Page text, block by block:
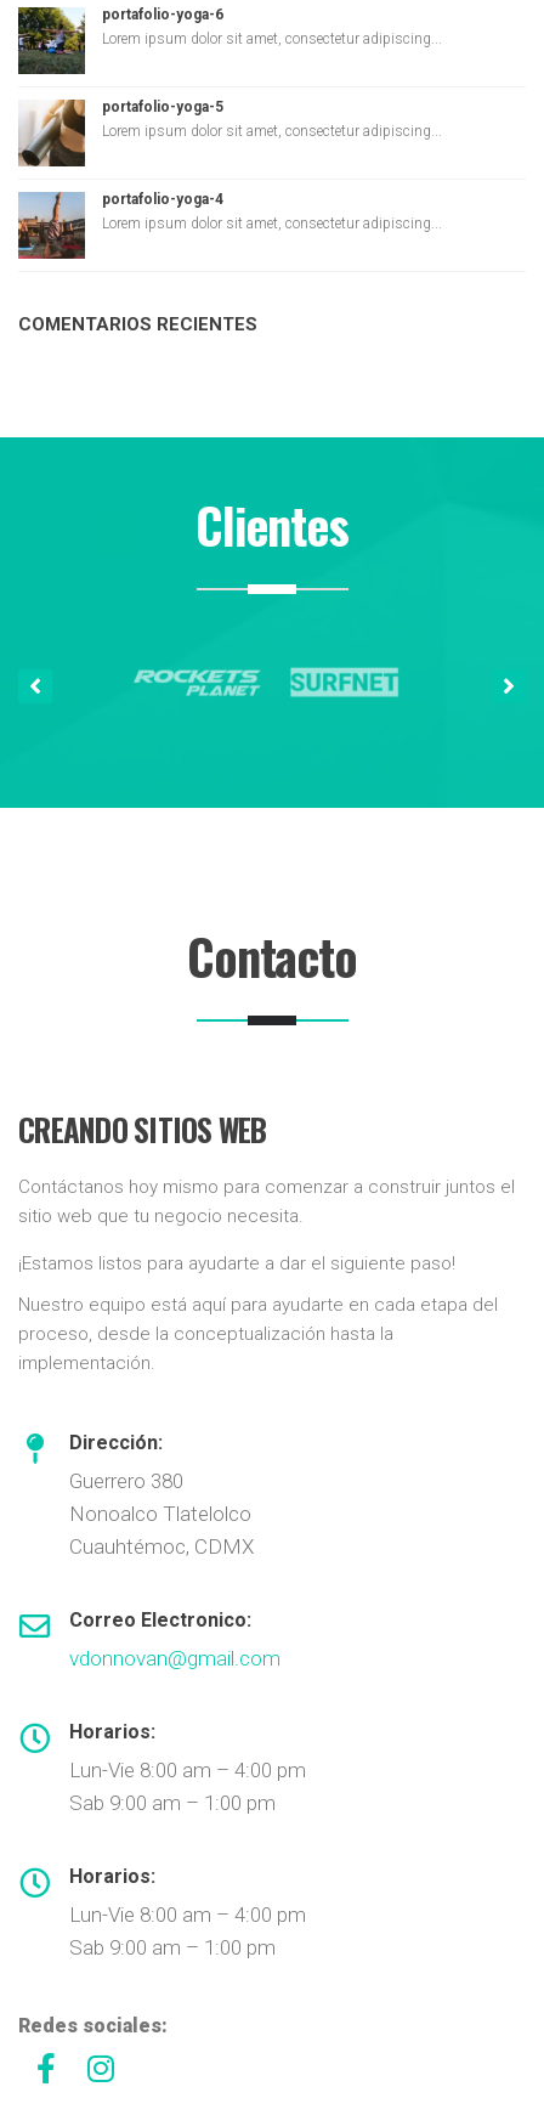
portafolio-yoga-6
Lorem ipsum dolor sit amet, consectetur adipiscing...
portafolio-yoga-5
Lorem ipsum dolor sit amet, consectetur adipiscing...
portafolio-yoga-4
Lorem ipsum dolor sit amet, consectetur adipiscing...
COMENTARIOS RECIENTES
Clientes
Contacto
CREANDO SITIOS WEB
Contáctanos hoy mismo para comenzar a construir juntos el
sitio web que tu negocio necesita.
¡Estamos listos para ayudarte a dar el siguiente paso!
Nuestro equipo está aquí para ayudarte en cada etapa del
proceso, desde la conceptualización hasta la
implementación.
Dirección:
Guerrero 380
Nonoalco Tlatelolco
Cuauhtémoc, CDMX
Correo Electronico:
vdonnovan@gmail.com
Horarios:
Lun-Vie 8:00 am – 4:00 pm
Sab 9:00 am – 1:00 pm
Horarios:
Lun-Vie 8:00 am – 4:00 pm
Sab 9:00 am – 1:00 pm
Redes sociales: